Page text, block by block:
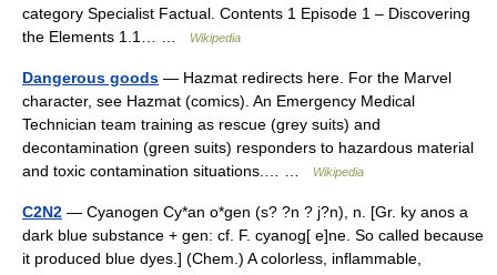
category Specialist Factual. Contents 1 Episode 1 – Discovering
the Elements 1.1… …
Wikipedia
Dangerous goods — Hazmat redirects here. For the Marvel
character, see Hazmat (comics). An Emergency Medical
Technician team training as rescue (grey suits) and
decontamination (green suits) responders to hazardous material
and toxic contamination situations.… …
Wikipedia
C2N2 — Cyanogen Cy*an o*gen (s? ?n ? j?n), n. [Gr. ky anos a
dark blue substance + gen: cf. F. cyanog[ e]ne. So called because
it produced blue dyes.] (Chem.) A colorless, inflammable,